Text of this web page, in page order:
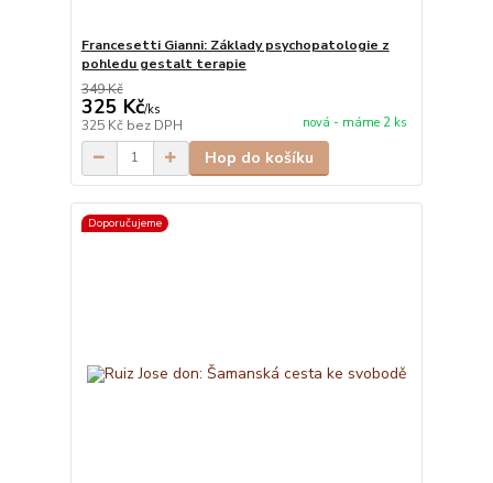
Francesetti Gianni: Základy psychopatologie z
pohledu gestalt terapie
349 Kč
325 Kč/ks
325 Kč bez DPH nová - máme 2 ks
Hop do košíku
Doporučujeme